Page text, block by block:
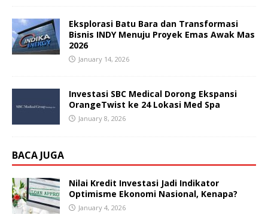
Eksplorasi Batu Bara dan Transformasi
Bisnis INDY Menuju Proyek Emas Awak Mas
2026
January 14, 2026
Investasi SBC Medical Dorong Ekspansi
OrangeTwist ke 24 Lokasi Med Spa
January 8, 2026
BACA JUGA
Nilai Kredit Investasi Jadi Indikator
Optimisme Ekonomi Nasional, Kenapa?
January 4, 2026